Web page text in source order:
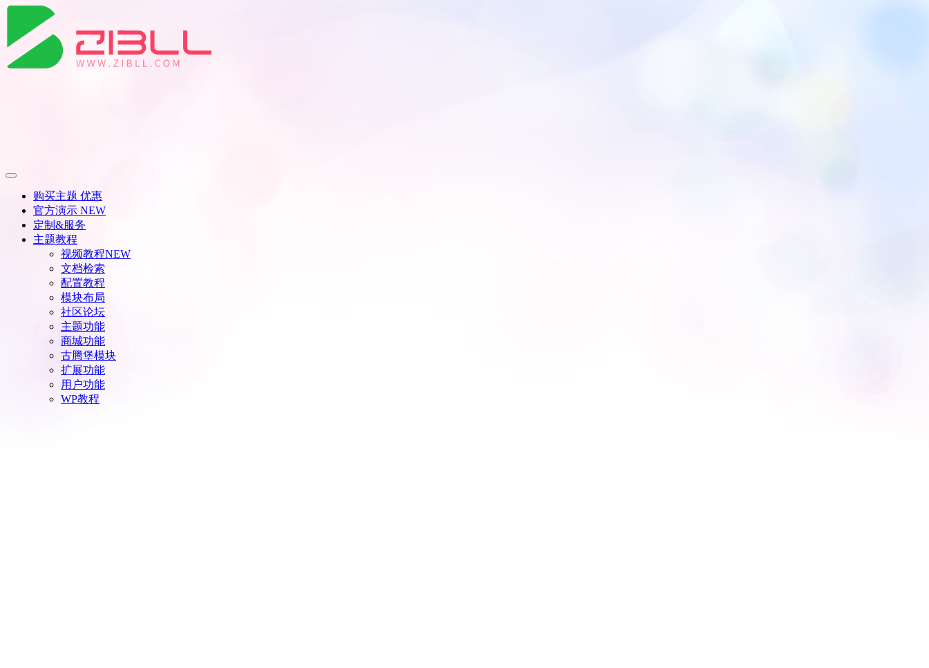
购买主题 优惠
官方演示 NEW
定制&服务
主题教程
视频教程NEW
文档检索
配置教程
模块布局
社区论坛
主题功能
商城功能
古腾堡模块
扩展功能
用户功能
WP教程